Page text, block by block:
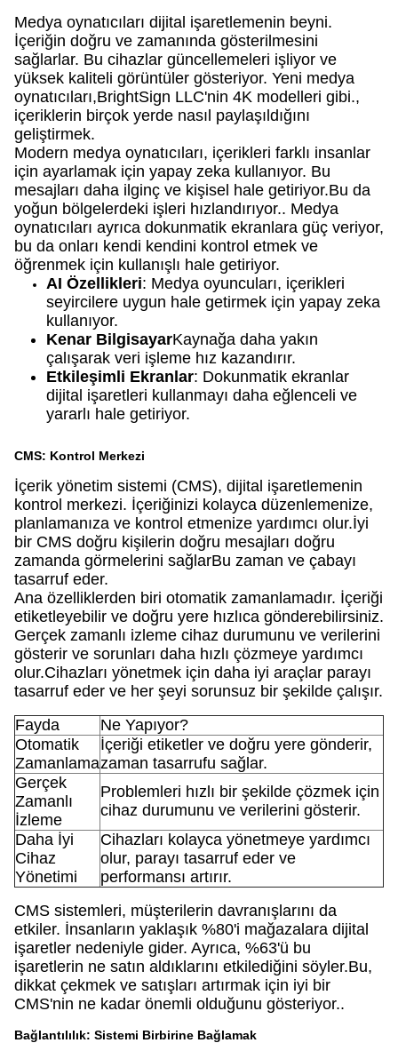
Medya oynatıcıları dijital işaretlemenin beyni.
İçeriğin doğru ve zamanında gösterilmesini
sağlarlar. Bu cihazlar güncellemeleri işliyor ve
yüksek kaliteli görüntüler gösteriyor. Yeni medya
oynatıcıları,BrightSign LLC'nin 4K modelleri gibi.,
içeriklerin birçok yerde nasıl paylaşıldığını
geliştirmek.
Modern medya oynatıcıları, içerikleri farklı insanlar
için ayarlamak için yapay zeka kullanıyor. Bu
mesajları daha ilginç ve kişisel hale getiriyor.Bu da
yoğun bölgelerdeki işleri hızlandırıyor.. Medya
oynatıcıları ayrıca dokunmatik ekranlara güç veriyor,
bu da onları kendi kendini kontrol etmek ve
öğrenmek için kullanışlı hale getiriyor.
AI Özellikleri: Medya oyuncuları, içerikleri
seyircilere uygun hale getirmek için yapay zeka
kullanıyor.
Kenar BilgisayarKaynağa daha yakın
çalışarak veri işleme hız kazandırır.
Etkileşimli Ekranlar: Dokunmatik ekranlar
dijital işaretleri kullanmayı daha eğlenceli ve
yararlı hale getiriyor.
CMS: Kontrol Merkezi
İçerik yönetim sistemi (CMS), dijital işaretlemenin
kontrol merkezi. İçeriğinizi kolayca düzenlemenize,
planlamanıza ve kontrol etmenize yardımcı olur.İyi
bir CMS doğru kişilerin doğru mesajları doğru
zamanda görmelerini sağlarBu zaman ve çabayı
tasarruf eder.
Ana özelliklerden biri otomatik zamanlamadır. İçeriği
etiketleyebilir ve doğru yere hızlıca gönderebilirsiniz.
Gerçek zamanlı izleme cihaz durumunu ve verilerini
gösterir ve sorunları daha hızlı çözmeye yardımcı
olur.Cihazları yönetmek için daha iyi araçlar parayı
tasarruf eder ve her şeyi sorunsuz bir şekilde çalışır.
Fayda
Ne Yapıyor?
Otomatik
Zamanlama
İçeriği etiketler ve doğru yere gönderir,
zaman tasarrufu sağlar.
Gerçek
Zamanlı
İzleme
Problemleri hızlı bir şekilde çözmek için
cihaz durumunu ve verilerini gösterir.
Daha İyi
Cihaz
Yönetimi
Cihazları kolayca yönetmeye yardımcı
olur, parayı tasarruf eder ve
performansı artırır.
CMS sistemleri, müşterilerin davranışlarını da
etkiler. İnsanların yaklaşık %80'i mağazalara dijital
işaretler nedeniyle gider. Ayrıca, %63'ü bu
işaretlerin ne satın aldıklarını etkilediğini söyler.Bu,
dikkat çekmek ve satışları artırmak için iyi bir
CMS'nin ne kadar önemli olduğunu gösteriyor..
Bağlantılılık: Sistemi Birbirine Bağlamak